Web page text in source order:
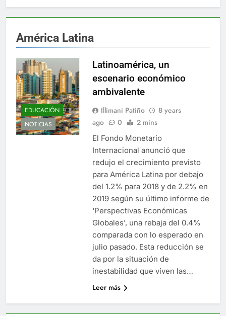
América Latina
EDUCACIÓN
NOTICIAS
Latinoamérica, un
escenario económico
ambivalente
Illimani Patiño
8 years
ago
0 2 mins
El Fondo Monetario
Internacional anunció que
redujo el crecimiento previsto
para América Latina por debajo
del 1.2% para 2018 y de 2.2% en
2019 según su último informe de
‘Perspectivas Económicas
Globales’, una rebaja del 0.4%
comparada con lo esperado en
julio pasado. Esta reducción se
da por la situación de
inestabilidad que viven las…
Leer más